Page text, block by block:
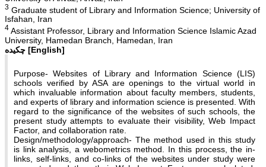
3 Graduate student of Library and Information Science; University of
Isfahan, Iran
4 Assistant Professor, Library and Information Science Islamic Azad
University, Hamedan Branch, Hamedan, Iran
چکیده [English]
Purpose- Websites of Library and Information Science (LIS)
schools verified by ASA are openings to the virtual world in
which invaluable information about faculty members, students,
and experts of library and information science is presented. With
regard to the significance of the websites of such schools, the
present study attempts to evaluate their visibility, Web Impact
Factor, and collaboration rate.
Design/methodology/approach- The method used in this study
is link analysis, a webometrics method. In this process, the in-
links, self-links, and co-links of the websites under study were